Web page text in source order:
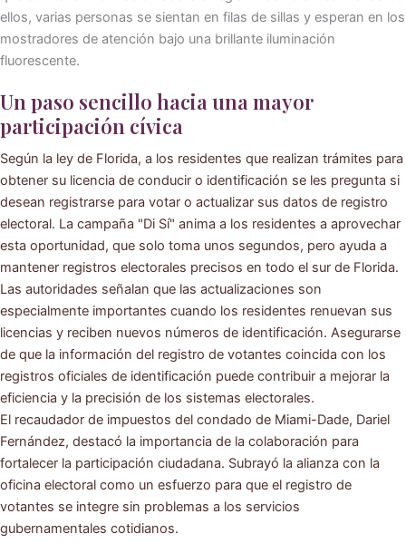
Un paso sencillo hacia una mayor
participación cívica
Según la ley de Florida, a los residentes que realizan trámites para
obtener su licencia de conducir o identificación se les pregunta si
desean registrarse para votar o actualizar sus datos de registro
electoral. La campaña "Di Sí" anima a los residentes a aprovechar
esta oportunidad, que solo toma unos segundos, pero ayuda a
mantener registros electorales precisos en todo el sur de Florida.
Las autoridades señalan que las actualizaciones son
especialmente importantes cuando los residentes renuevan sus
licencias y reciben nuevos números de identificación. Asegurarse
de que la información del registro de votantes coincida con los
registros oficiales de identificación puede contribuir a mejorar la
eficiencia y la precisión de los sistemas electorales.
El recaudador de impuestos del condado de Miami-Dade, Dariel
Fernández, destacó la importancia de la colaboración para
fortalecer la participación ciudadana. Subrayó la alianza con la
oficina electoral como un esfuerzo para que el registro de
votantes se integre sin problemas a los servicios
gubernamentales cotidianos.